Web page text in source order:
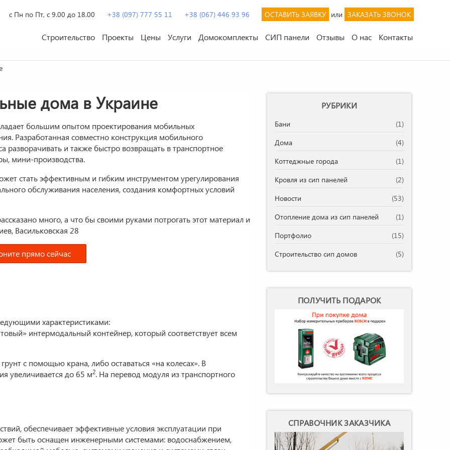
с Пн по Пт, с 9.00 до 18.00 +38 (097) 777 55 11 +38 (067) 446 93 96 ОСТАВИТЬ ЗАЯВКУ или ЗАКАЗАТЬ ЗВОНОК
Строительство Проекты Цены Услуги Домокомплекты СИП панели Отзывы О нас Контакты
дома в Украине
большим опытом проектирования мобильных
Разработанная совместно конструкция мобильного
разворачивать и также быстро возвращать в транспортное
мини-производства.
стать эффективным и гибким инструментом урегулирования
обслуживания населения, создания комфортных условий
много, а что бы своими руками потрогать этот материал и
Васильковская 28
прямо сейчас
характеристиками:
интермодальный контейнер, который соответствует всем
с помощью крана, либо оставаться «на колесах». В
увеличивается до 65 м2. На перевод модуля из транспортного
обеспечивает эффективные условия эксплуатации при
быть оснащен инженерными системами: водоснабжением,
РУБРИКИ
Бани
(1)
Дома
(4)
Коттеджные города
(1)
Кровля из сип панелей
(2)
Новости
(53)
Отопление дома из сип панелей
(1)
Портфолио
(15)
Строительство сип домов
(5)
ПОЛУЧИТЬ ПОДАРОК
СПРАВОЧНИК ЗАКАЗЧИКА